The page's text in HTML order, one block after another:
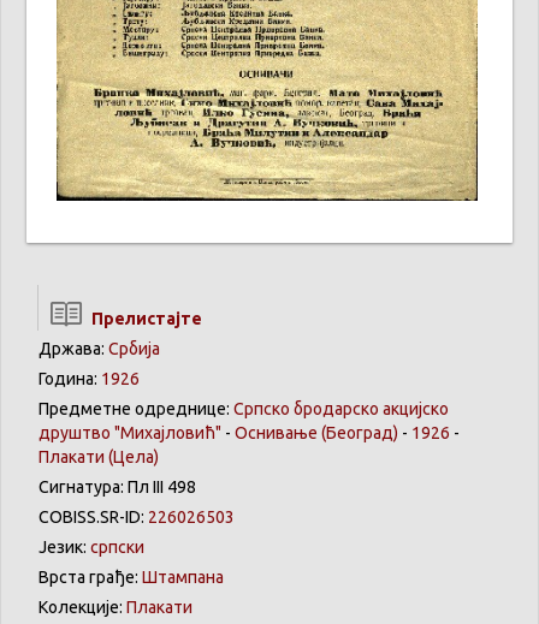
Прелистајте
Држава: Србија
Година: 1926
Предметне одреднице: Српско бродарско акцијско
друштво "Михајловић" - Оснивање (Београд) - 1926 -
Плакати (Цела)
Сигнатура: Пл III 498
COBISS.SR-ID: 226026503
Језик: српски
Врста грађе: Штампана
Колекције: Плакати